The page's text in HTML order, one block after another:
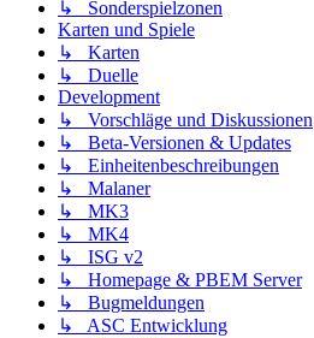
↳ Sonderspielzonen
Karten und Spiele
↳ Karten
↳ Duelle
Development
↳ Vorschläge und Diskussionen
↳ Beta-Versionen & Updates
↳ Einheitenbeschreibungen
↳ Malaner
↳ MK3
↳ MK4
↳ ISG v2
↳ Homepage & PBEM Server
↳ Bugmeldungen
↳ ASC Entwicklung